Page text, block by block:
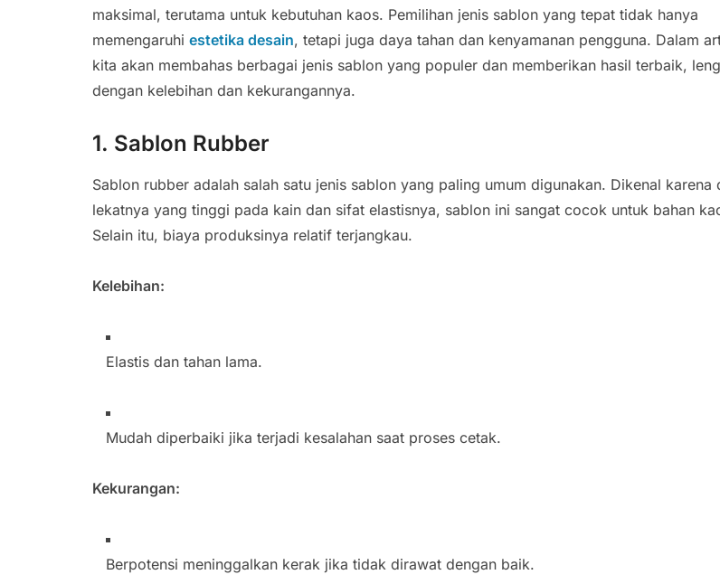
maksimal, terutama untuk kebutuhan kaos. Pemilihan jenis sablon yang tepat tidak hanya
memengaruhi estetika desain, tetapi juga daya tahan dan kenyamanan pengguna. Dalam
kita akan membahas berbagai jenis sablon yang populer dan memberikan hasil terbaik,
dengan kelebihan dan kekurangannya.
1. Sablon Rubber
Sablon rubber adalah salah satu jenis sablon yang paling umum digunakan. Dikenal karena
lekatnya yang tinggi pada kain dan sifat elastisnya, sablon ini sangat cocok untuk bahan
Selain itu, biaya produksinya relatif terjangkau.
Kelebihan:
Elastis dan tahan lama.
Mudah diperbaiki jika terjadi kesalahan saat proses cetak.
Kekurangan:
Berpotensi meninggalkan kerak jika tidak dirawat dengan baik.